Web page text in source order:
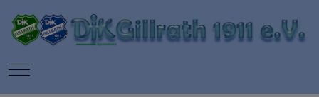
Mobile Menu Toggle